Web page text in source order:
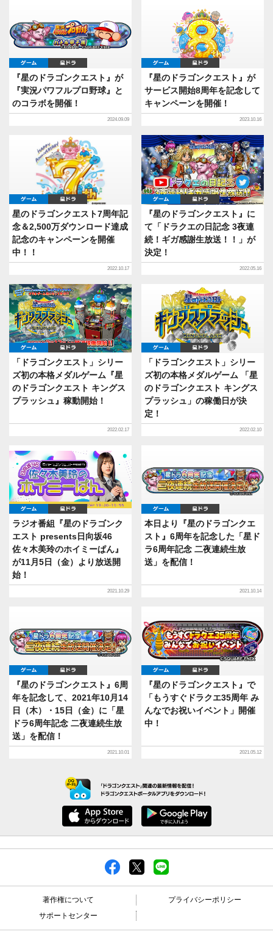
ゲーム
『星のドラゴンクエスト』が
『実況パワフルプロ野球』と
のコラボを開催！
2024.09.09
ゲーム
『星のドラゴンクエスト』が
サービス開始8周年を記念して
キャンペーンを開催！
2023.10.16
ゲーム 星ドラ
星のドラゴンクエスト7周年記
念＆2,500万ダウンロード達成
記念のキャンペーンを開催
中！！
2022.10.17
ゲーム 星ドラ
『星のドラゴンクエスト』に
て「ドラクエの日記念 3夜連
続！ギガ感謝生放送！！」が
決定！
2022.05.16
ゲーム 星ドラ
「ドラゴンクエスト」シリー
ズ初の本格メダルゲーム『星
のドラゴンクエスト キングス
プラッシュ』稼動開始！
2022.02.17
ゲーム 星ドラ
「ドラゴンクエスト」シリー
ズ初の本格メダルゲーム 「星
のドラゴンクエスト キングス
プラッシュ」の稼働日が決
定！
2022.02.10
ゲーム 星ドラ
ラジオ番組『星のドラゴンク
エスト presents日向坂46
佐々木美玲のホイミーぱん』
が11月5日（金）より放送開
始！
2021.10.29
ゲーム
本日より『星のドラゴンクエ
スト』6周年を記念した「星ド
ラ6周年記念 二夜連続生放
送」を配信！
2021.10.14
ゲーム
『星のドラゴンクエスト』6周
年を記念して、2021年10月14
日（木）・15日（金）に「星
ドラ6周年記念 二夜連続生放
送」を配信！
2021.10.01
ゲーム
『星のドラゴンクエスト』で
「もうすぐドラクエ35周年 み
んなでお祝いイベント」開催
中！
2021.05.12
著作権について
プライバシーポリシー
サポートセンター